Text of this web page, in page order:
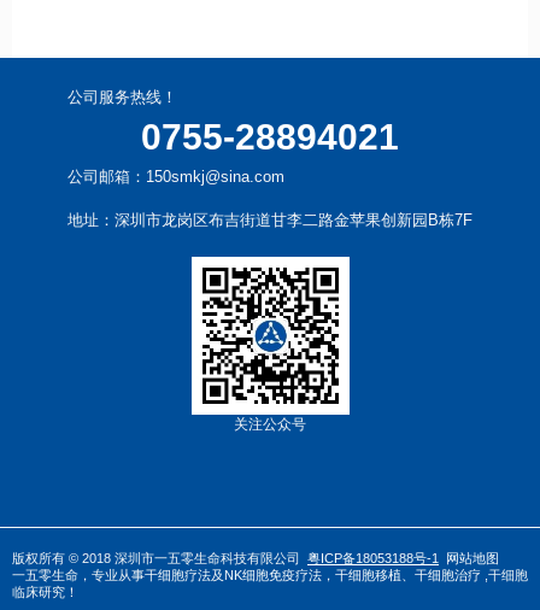
公司服务热线！
0755-28894021
公司邮箱：150smkj@sina.com
地址：深圳市龙岗区布吉街道甘李二路金苹果创新园B栋7F
关注公众号
版权所有 © 2018 深圳市一五零生命科技有限公司 粤ICP备18053188号-1 网站地图
一五零生命，专业从事干细胞疗法及 NK细胞免疫疗法 ， 干细胞移植、 干细胞治疗 ,干细胞
临床研究！